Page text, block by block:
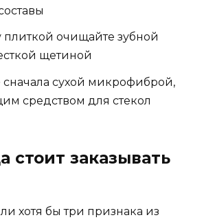
очищайте зубной
щетиной
сухой микрофиброй,
средством для стекол
стоит заказывать
хотя бы три признака из